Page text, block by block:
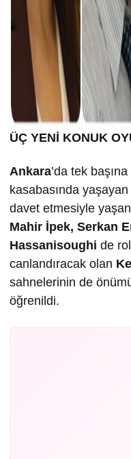
ÜÇ YENİ KONUK
Ankara’da tek
kasabasında yaşayan
davet etmesiyle
Mahir İpek, Serkan
Hassanisoughi de
canlandıracak olan
sahnelerinin de
öğrenildi.